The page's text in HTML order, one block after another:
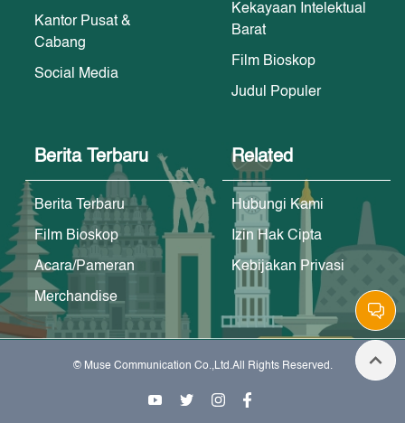
Kantor Pusat &
Cabang
Social Media
Kekayaan Intelektual
Barat
Film Bioskop
Judul Populer
Berita Terbaru
Berita Terbaru
Film Bioskop
Acara/Pameran
Merchandise
Related
Hubungi Kami
Izin Hak Cipta
Kebijakan Privasi
© Muse Communication Co.,Ltd.All Rights Reserved.